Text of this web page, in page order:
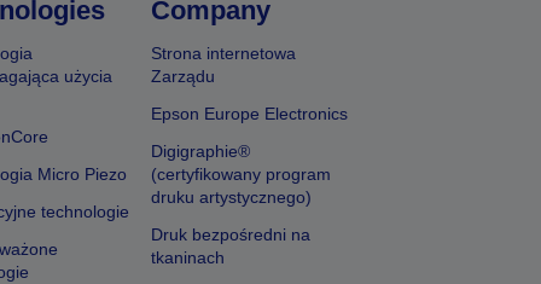
użycia
Micro Piezo
technologie
Company
Strona internetowa
Zarządu
Epson Europe Electronics
Digigraphie®
(certyfikowany program
druku artystycznego)
Druk bezpośredni na
tkaninach